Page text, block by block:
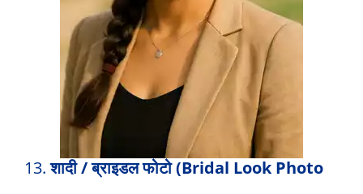
13.शादी / ब्राइडल फोटो (Bridal Look Photo